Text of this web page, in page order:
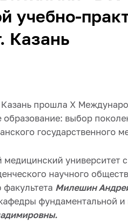
учебно-
Казань
Казань прошла X
выбор
государственного
медицинский университет
научного
Милешин
фундаментальной